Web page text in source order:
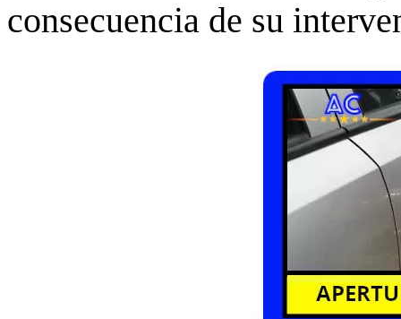
consecuencia de su